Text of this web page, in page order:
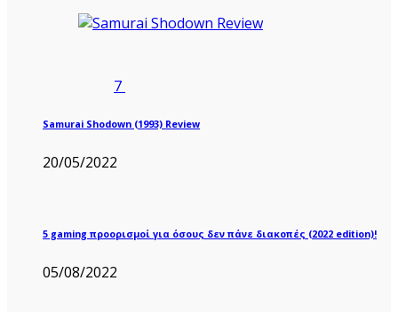
7
Samurai Shodown (1993) Review
20/05/2022
5 gaming προορισμοί για όσους δεν πάνε διακοπές (2022 edition)!
05/08/2022